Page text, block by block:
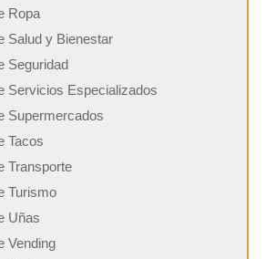
Ropa
Salud y Bienestar
Seguridad
Servicios Especializados
Supermercados
Tacos
Transporte
Turismo
Uñas
Vending